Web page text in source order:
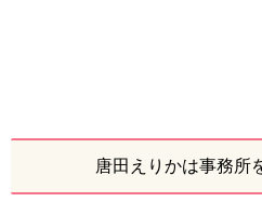
唐田えりかは事務所